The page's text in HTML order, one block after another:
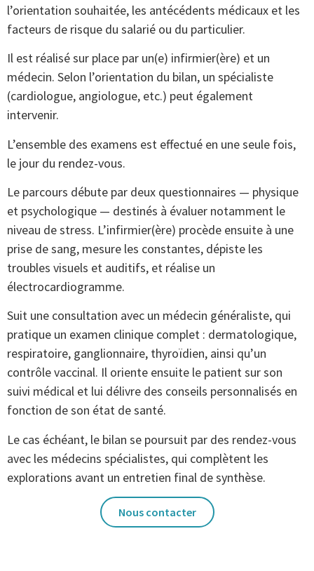
l’orientation souhaitée, les antécédents médicaux et les
facteurs de risque du salarié ou du particulier.
Il est réalisé sur place par un(e) infirmier(ère) et un
médecin. Selon l’orientation du bilan, un spécialiste
(cardiologue, angiologue, etc.) peut également
intervenir.
L’ensemble des examens est effectué en une seule fois,
le jour du rendez-vous.
Le parcours débute par deux questionnaires — physique
et psychologique — destinés à évaluer notamment le
niveau de stress. L’infirmier(ère) procède ensuite à une
prise de sang, mesure les constantes, dépiste les
troubles visuels et auditifs, et réalise un
électrocardiogramme.
Suit une consultation avec un médecin généraliste, qui
pratique un examen clinique complet : dermatologique,
respiratoire, ganglionnaire, thyroïdien, ainsi qu’un
contrôle vaccinal. Il oriente ensuite le patient sur son
suivi médical et lui délivre des conseils personnalisés en
fonction de son état de santé.
Le cas échéant, le bilan se poursuit par des rendez-vous
avec les médecins spécialistes, qui complètent les
explorations avant un entretien final de synthèse.
Nous contacter